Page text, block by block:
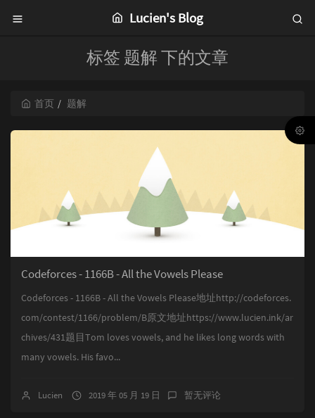
Lucien's Blog
标签 题解 下的文章
首页 题解
Codeforces - 1166B - All the Vowels Please
Codeforces - 1166B - All the Vowels Please地址http://codeforces.
com/contest/1166/problem/B原文地址https://www.lucien.ink/ar
chives/431题目Tom loves vowels, and he likes long words with
many vowels. His favo...
Lucien 2019 年 05 月 19 日 暂无评论